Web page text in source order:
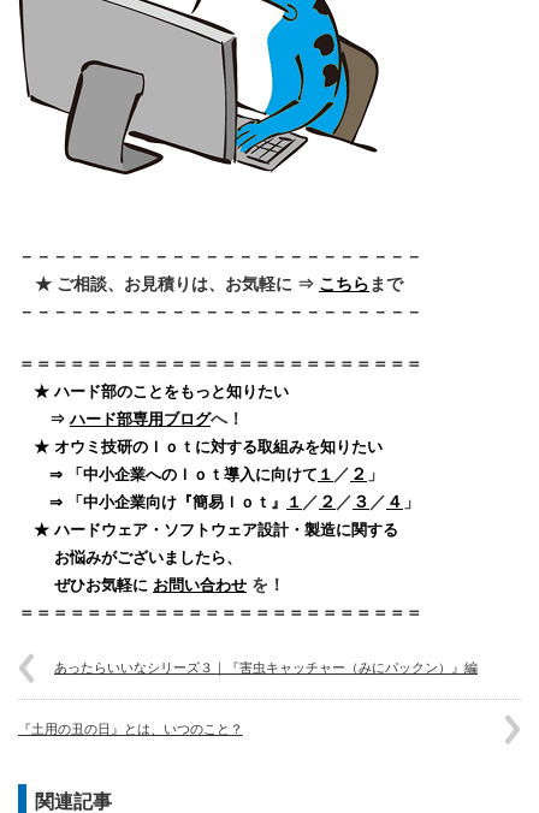
－－－－－－－－－－－－－－－－－－－－－－－－
★ ご相談、お見積りは、お気軽に ⇒ こちら まで
－－－－－－－－－－－－－－－－－－－－－－－－
＝＝＝＝＝＝＝＝＝＝＝＝＝＝＝＝＝＝＝＝＝＝＝＝
★ ハード部のことをもっと知りたい
⇒ ハード部専用ブログへ！
★ オウミ技研のＩｏｔに対する取組みを知りたい
⇒ 「中小企業へのＩｏｔ導入に向けて １ ／ ２ 」
⇒ 「中小企業向け『簡易Ｉｏｔ』 １ ／ ２ ／ ３ ／ ４ 」
★ ハードウェア・ソフトウェア設計・製造に関する
お悩みがございましたら、
ぜひお気軽に お問い合わせ を！
＝＝＝＝＝＝＝＝＝＝＝＝＝＝＝＝＝＝＝＝＝＝＝＝
あったらいいなシリーズ３｜『害虫キャッチャー（みにパックン）』編
『土用の丑の日』とは、いつのこと？
関連記事